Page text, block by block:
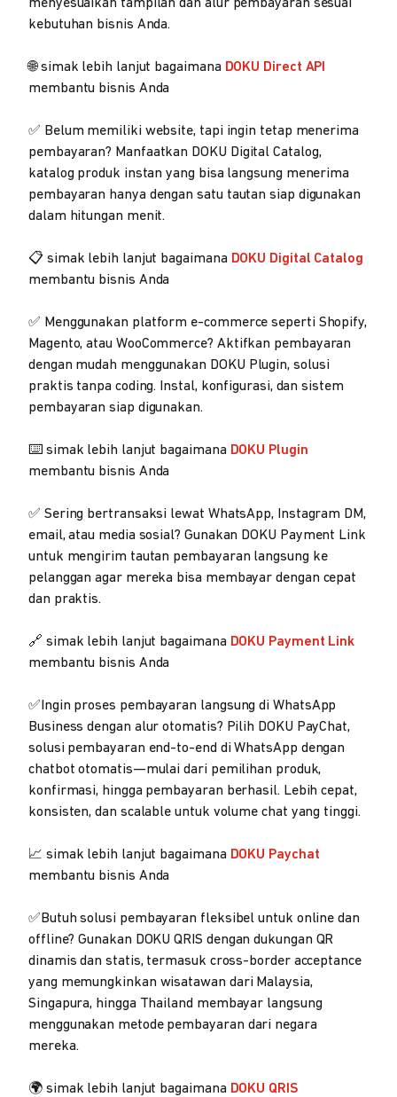
menyesuaikan tampilan dan alur pembayaran sesuai
kebutuhan bisnis Anda.
🌐 simak lebih lanjut bagaimana DOKU Direct API
membantu bisnis Anda
✅ Belum memiliki website, tapi ingin tetap menerima
pembayaran? Manfaatkan DOKU Digital Catalog,
katalog produk instan yang bisa langsung menerima
pembayaran hanya dengan satu tautan siap digunakan
dalam hitungan menit.
📋 simak lebih lanjut bagaimana DOKU Digital Catalog
membantu bisnis Anda
✅ Menggunakan platform e-commerce seperti Shopify,
Magento, atau WooCommerce? Aktifkan pembayaran
dengan mudah menggunakan DOKU Plugin, solusi
praktis tanpa coding. Instal, konfigurasi, dan sistem
pembayaran siap digunakan.
⌨️ simak lebih lanjut bagaimana DOKU Plugin
membantu bisnis Anda
✅ Sering bertransaksi lewat WhatsApp, Instagram DM,
email, atau media sosial? Gunakan DOKU Payment Link
untuk mengirim tautan pembayaran langsung ke
pelanggan agar mereka bisa membayar dengan cepat
dan praktis.
🔗 simak lebih lanjut bagaimana DOKU Payment Link
membantu bisnis Anda
✅Ingin proses pembayaran langsung di WhatsApp
Business dengan alur otomatis? Pilih DOKU PayChat,
solusi pembayaran end-to-end di WhatsApp dengan
chatbot otomatis—mulai dari pemilihan produk,
konfirmasi, hingga pembayaran berhasil. Lebih cepat,
konsisten, dan scalable untuk volume chat yang tinggi.
📈 simak lebih lanjut bagaimana DOKU Paychat
membantu bisnis Anda
✅Butuh solusi pembayaran fleksibel untuk online dan
offline? Gunakan DOKU QRIS dengan dukungan QR
dinamis dan statis, termasuk cross-border acceptance
yang memungkinkan wisatawan dari Malaysia,
Singapura, hingga Thailand membayar langsung
menggunakan metode pembayaran dari negara
mereka.
🌍 simak lebih lanjut bagaimana DOKU QRIS